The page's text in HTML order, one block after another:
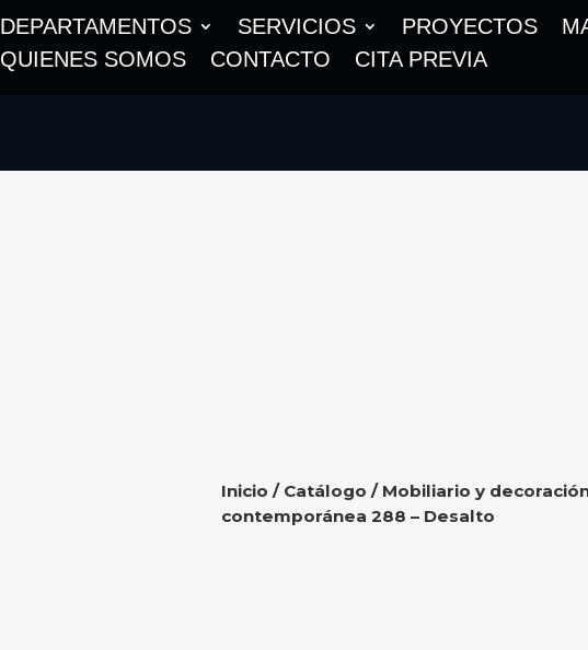
DEPARTAMENTOS SERVICIOS PROYECTOS
QUIENES SOMOS
CONTACTO CITA PREVIA
Inicio / Catálogo / Mobiliario y
contemporánea 288 – Desalto